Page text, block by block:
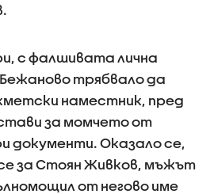
с фалшивата лична
трябвало да
наместник, пред
за момчето от
документи. Оказало се,
за Стоян Живков, мъжът
от негово име